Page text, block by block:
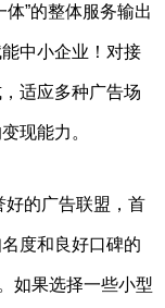
”的整体服务输出
中小企业！对接
适应多种广告场
现能力。
好的广告联盟，首
度和良好口碑的
如果选择一些小型